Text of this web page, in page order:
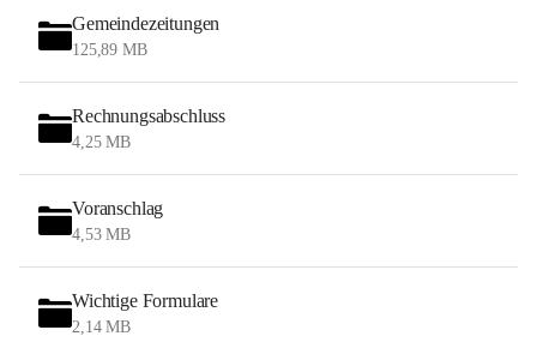
Gemeindezeitungen
125,89 MB
Rechnungsabschluss
4,25 MB
Voranschlag
4,53 MB
Wichtige Formulare
2,14 MB